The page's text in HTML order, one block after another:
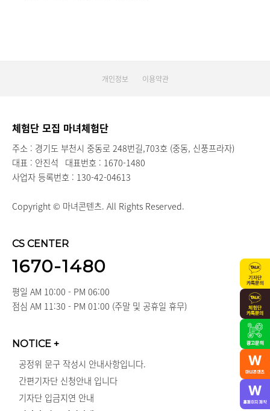
개인정보 이용약관
체험단 모집 마녀체험단
주소 : 경기도 부천시 중동로 248번길,703호 (중동, 신풍프라자)
대표 : 안진석 대표번호 : 1670-1480
사업자 등록번호 : 130-42-04613
Copyright © 마녀콘텐츠. All Rights Reserved.
CS CENTER
1670-1480
평일 AM 10:00 - PM 06:00
점심 AM 11:30 - PM 01:00 (주말 및 공휴일 휴무)
NOTICE +
공정위 문구 작성시 안내사항입니다.
간편기자단 신청안내 입니다
기자단 입금지연 안내